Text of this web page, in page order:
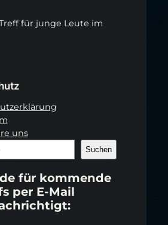
für junge Leute im
uns
Suchen
für kommende
per E-Mail